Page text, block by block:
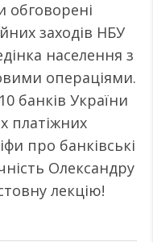
обговорені
заходів НБУ
населення з
операціями.
банків України
платіжних
про банківські
Олександру
лекцію!